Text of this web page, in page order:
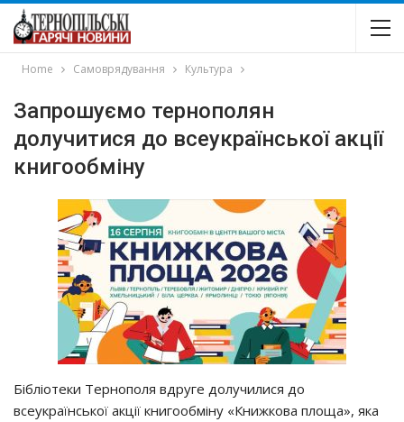
Home Самоврядування Культура
Запрошуємо тернополян
долучитися до всеукраїнської акції
книгообміну
Бібліотеки Тернополя вдруге долучилися до
всеукраїнської акції книгообміну «Книжкова площа», яка